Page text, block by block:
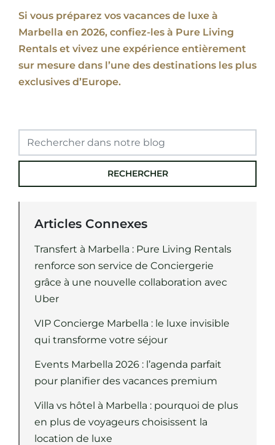
Si vous préparez vos vacances de luxe à
Marbella en 2026, confiez-les à Pure Living
Rentals et vivez une expérience entièrement
sur mesure dans l’une des destinations les plus
exclusives d’Europe.
RECHERCHER
Articles Connexes
Transfert à Marbella : Pure Living Rentals
renforce son service de Conciergerie
grâce à une nouvelle collaboration avec
Uber
VIP Concierge Marbella : le luxe invisible
qui transforme votre séjour
Events Marbella 2026 : l’agenda parfait
pour planifier des vacances premium
Villa vs hôtel à Marbella : pourquoi de plus
en plus de voyageurs choisissent la
location de luxe